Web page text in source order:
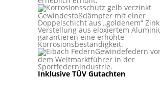
Gewindestoßdämpfer mit einer
Doppelschicht aus „goldenem“
Verstellung aus eloxiertem
garantieren eine erhöhte
Korrosionsbeständigkeit.
Gewindefedern
dem Weltmarktführer in der
Sportfedernindustrie.
Inklusive TÜV Gutachten